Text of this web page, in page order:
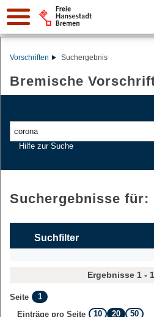
Vorschriften Suchergebnis
Bremische
Hilfe zur Suche
Suchergebnisse für:
Suchfilter
Ergebnisse 1 -
Seite
1
Einträge pro Seite
10 20 50